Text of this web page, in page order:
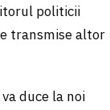
politicii
transmise altor
duce la noi